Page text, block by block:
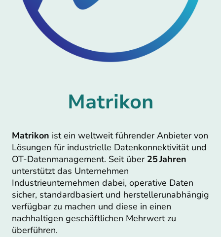
Matrikon
Matrikon ist ein weltweit führender Anbieter von
Lösungen für industrielle Datenkonnektivität und
OT‑Datenmanagement. Seit über 25 Jahren
unterstützt das Unternehmen
Industrieunternehmen dabei, operative Daten
sicher, standardbasiert und herstellerunabhängig
verfügbar zu machen und diese in einen
nachhaltigen geschäftlichen Mehrwert zu
überführen.